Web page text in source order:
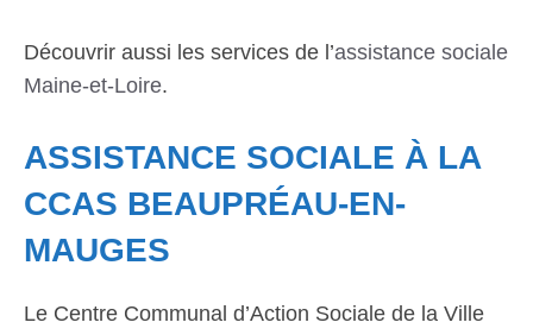
Découvrir aussi les services de l’assistance sociale
Maine-et-Loire.
ASSISTANCE SOCIALE À LA
CCAS BEAUPRÉAU-EN-
MAUGES
Le Centre Communal d’Action Sociale de la Ville